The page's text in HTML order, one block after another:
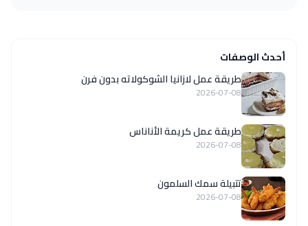
أحدث الوصفات
طريقة عمل لازانيا الشوكولاته بدون فرن
2026-07-08
طريقة عمل كريمة الأناناس
2026-07-08
تتبيلة سمك السلمون
2026-07-08